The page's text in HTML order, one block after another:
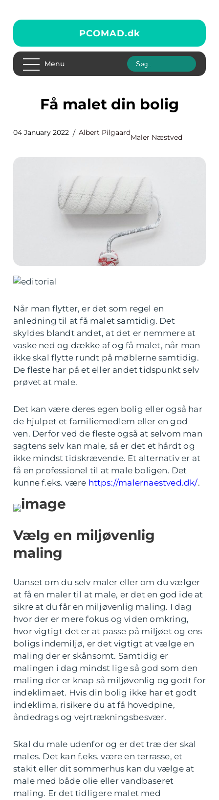
PCOMAD.dk
Menu
Få malet din bolig
04 January 2022 Albert Pilgaard
Maler Næstved
Når man flytter, er det som regel en
anledning til at få malet samtidig. Det
skyldes blandt andet, at det er nemmere at
vaske ned og dække af og få malet, når man
ikke skal flytte rundt på møblerne samtidig.
De fleste har på et eller andet tidspunkt selv
prøvet at male.
Det kan være deres egen bolig eller også har
de hjulpet et familiemedlem eller en god
ven. Derfor ved de fleste også at selvom man
sagtens selv kan male, så er det et hårdt og
ikke mindst tidskrævende. Et alternativ er at
få en professionel til at male boligen. Det
kunne f.eks. være https://malernaestved.dk/.
Vælg en miljøvenlig
maling
Uanset om du selv maler eller om du vælger
at få en maler til at male, er det en god ide at
sikre at du får en miljøvenlig maling. I dag
hvor der er mere fokus og viden omkring,
hvor vigtigt det er at passe på miljøet og ens
boligs indemiljø, er det vigtigt at vælge en
maling der er skånsomt. Samtidig er
malingen i dag mindst lige så god som den
maling der er knap så miljøvenlig og godt for
indeklimaet. Hvis din bolig ikke har et godt
indeklima, risikere du at få hovedpine,
åndedrags og vejrtrækningsbesvær.
Skal du male udenfor og er det træ der skal
males. Det kan f.eks. være en terrasse, et
stakit eller dit sommerhus kan du vælge at
male med både olie eller vandbaseret
maling. Er det tidligere malet med